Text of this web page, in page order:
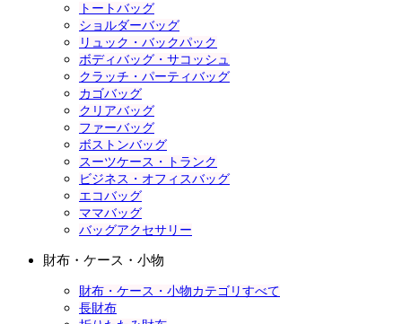
トートバッグ
ショルダーバッグ
リュック・バックパック
ボディバッグ・サコッシュ
クラッチ・パーティバッグ
カゴバッグ
クリアバッグ
ファーバッグ
ボストンバッグ
スーツケース・トランク
ビジネス・オフィスバッグ
エコバッグ
ママバッグ
バッグアクセサリー
財布・ケース・小物
財布・ケース・小物カテゴリすべて
長財布